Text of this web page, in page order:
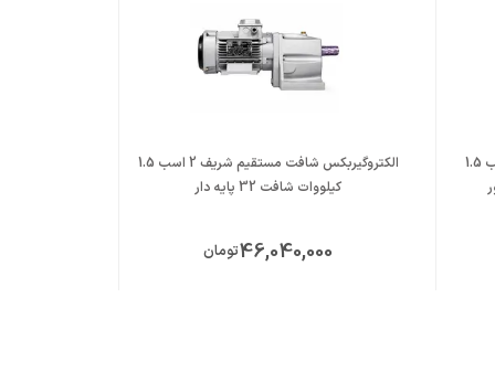
الکتروموتور موتوژن تکفاز رله ای 2 اسب 1.5
الکتروگیربکس شافت مستقیم شریف 2 اسب 1.5
کیلووات شافت 32 پایه دار
46,040,000تومان